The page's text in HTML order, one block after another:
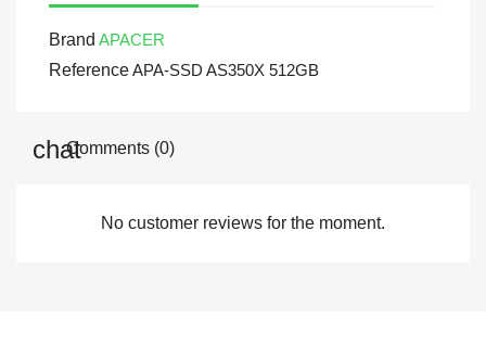
Brand APACER
ReferenceAPA-SSD AS350X 512GB
Comments (0)
No customer reviews for the moment.